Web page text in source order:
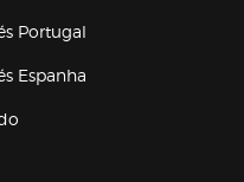
Portugal
Espanha